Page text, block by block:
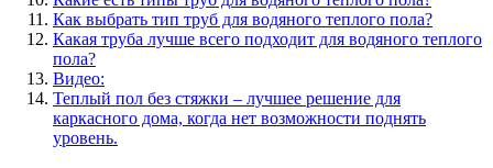
Как выбрать тип труб для водяного теплого пола?
Какая труба лучше всего подходит для водяного теплого
пола?
Видео:
Теплый пол без стяжки – лучшее решение для
каркасного дома, когда нет возможности поднять
уровень.